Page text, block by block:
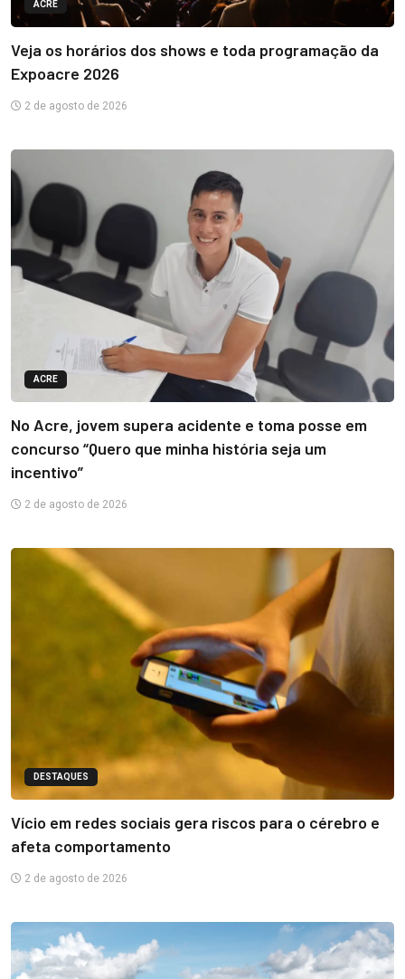
ACRE
Veja os horários dos shows e toda programação da
Expoacre 2026
2 de agosto de 2026
ACRE
No Acre, jovem supera acidente e toma posse em
concurso “Quero que minha história seja um
incentivo”
2 de agosto de 2026
DESTAQUES
Vício em redes sociais gera riscos para o cérebro e
afeta comportamento
2 de agosto de 2026